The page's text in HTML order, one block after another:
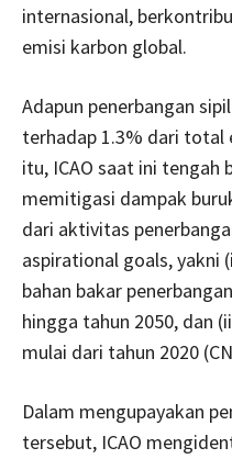
internasional,
emisi karbon global.
Adapun penerbangan
terhadap 1.3% dari total
itu, ICAO saat ini tengah
memitigasi dampak
dari aktivitas
aspirational goals, yakni
bahan bakar
hingga tahun 2050, dan
mulai dari tahun 2020
Dalam mengupayakan
tersebut, ICAO